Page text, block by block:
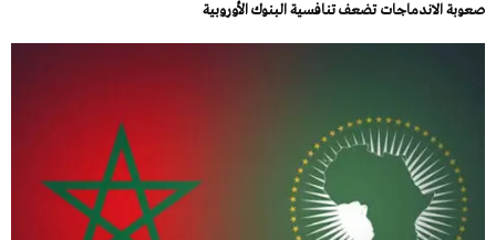
صعوبة الاندماجات تضعف تنافسية البنوك الأوروبية